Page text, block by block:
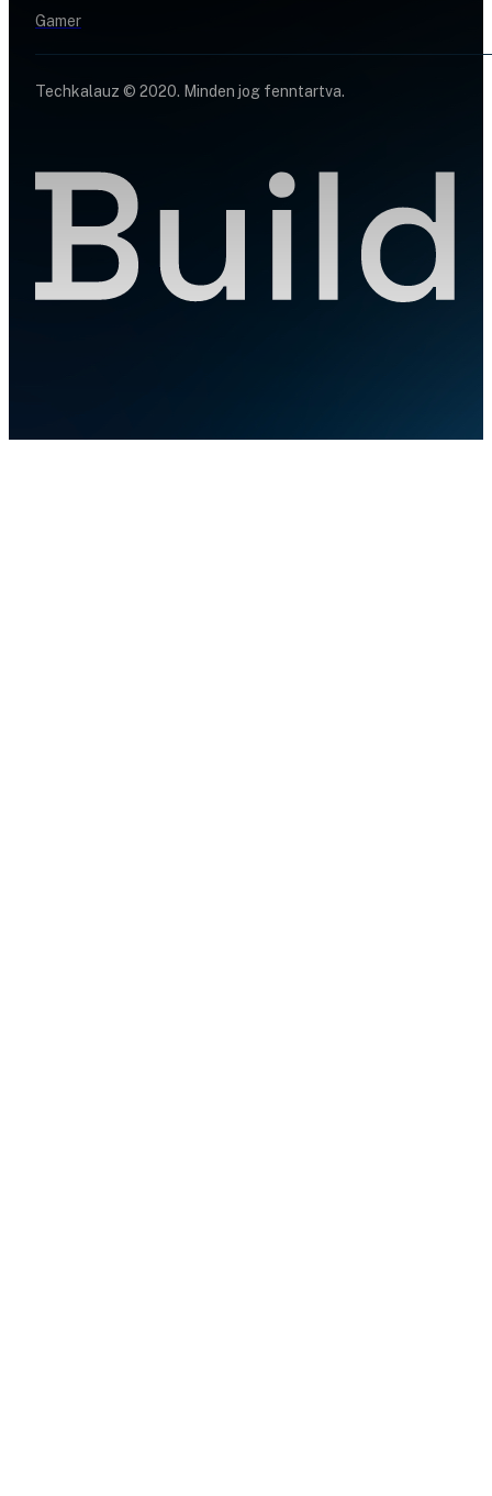
Gamer
Techkalauz © 2020. Minden jog fenntartva.